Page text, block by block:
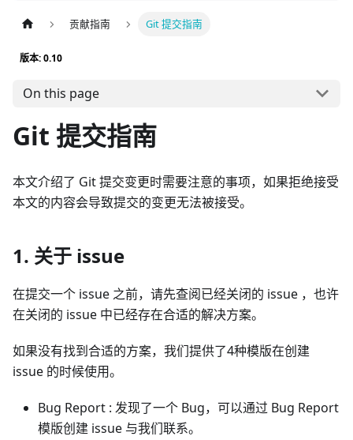
贡献指南 Git 提交指南
版本: 0.10
On this page
Git 提交指南
本文介绍了 Git 提交变更时需要注意的事项，如果拒绝接受
本文的内容会导致提交的变更无法被接受。
1. 关于 issue
在提交一个 issue 之前，请先查阅已经关闭的 issue ，也许
在关闭的 issue 中已经存在合适的解决方案。
如果没有找到合适的方案，我们提供了4种模版在创建
issue 的时候使用。
Bug Report : 发现了一个 Bug，可以通过 Bug Report
模版创建 issue 与我们联系。